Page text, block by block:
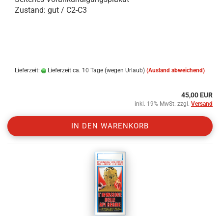
Zustand: gut / C2-C3
Lieferzeit: Lieferzeit ca. 10 Tage (wegen Urlaub) (Ausland abweichend)
45,00 EUR
inkl. 19% MwSt. zzgl. Versand
IN DEN WARENKORB